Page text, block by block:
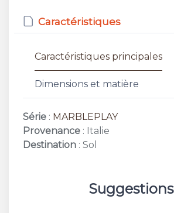
Caractéristiques
Caractéristiques principales
Dimensions et matière
Série : MARBLEPLAY
Provenance : Italie
Destination : Sol
Suggestions